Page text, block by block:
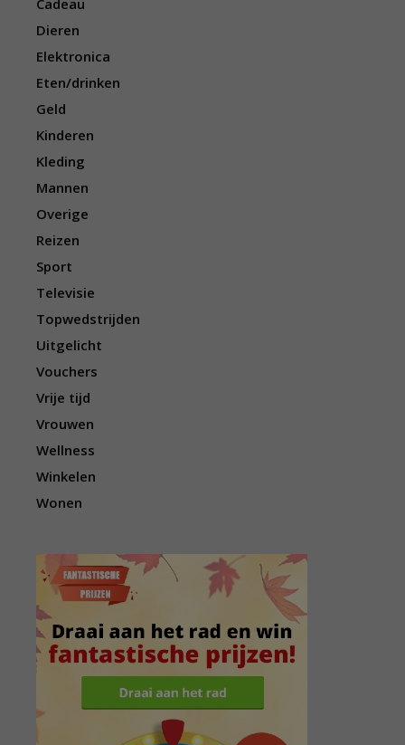
Dieren
Elektronica
Eten/drinken
Geld
Kinderen
Kleding
Mannen
Overige
Reizen
Sport
Televisie
Topwedstrijden
Uitgelicht
Vouchers
Vrije tijd
Vrouwen
Wellness
Winkelen
Wonen